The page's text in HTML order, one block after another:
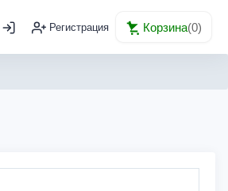
Регистрация Корзина(0)